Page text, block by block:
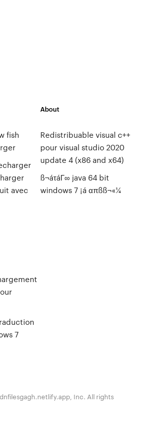
fish
avec
About
Redistribuable visual c++
pour visual studio 2020
update 4 (x86 and x64)
ß¬áτáΓ∞ java 64 bit
windows 7 ¡á απßß¬«¼
7
Inc. All rights